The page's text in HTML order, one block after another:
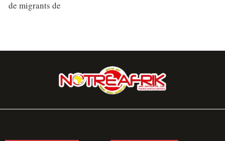
de migrants de